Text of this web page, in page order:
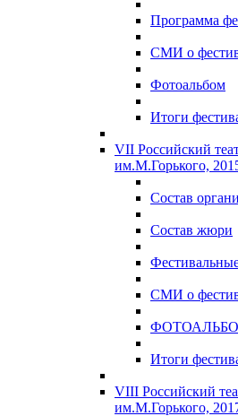
Программа
СМИ о
Фотоальбом
Итоги
VII Российский
им.М.Горького,
Состав
Состав жюри
СМИ о
Итоги
VIII Российский
им.М.Горького,